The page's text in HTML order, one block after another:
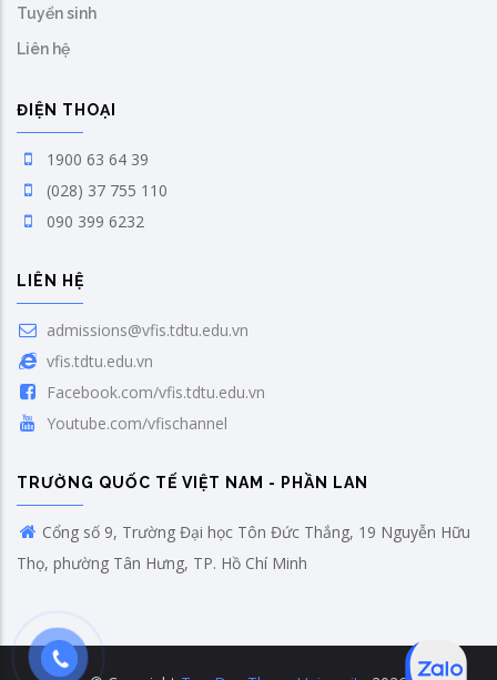
Tuyển sinh
Liên hệ
ĐIỆN THOẠI
1900 63 64 39
(028) 37 755 110
090 399 6232
LIÊN HỆ
admissions@vfis.tdtu.edu.vn
vfis.tdtu.edu.vn
Facebook.com/vfis.tdtu.edu.vn
Youtube.com/vfischannel
TRƯỜNG QUỐC TẾ VIỆT NAM - PHẦN LAN
Cổng số 9, Trường Đại học Tôn Đức Thắng, 19 Nguyễn Hữu
Thọ, phường Tân Hưng, TP. Hồ Chí Minh